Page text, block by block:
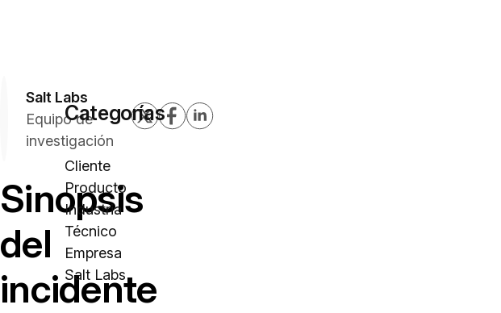
Salt Labs
Equipo de
investigación
Sinopsis
del
incidente
Categorías
Cliente
Producto
Industria
Técnico
Empresa
Salt Labs